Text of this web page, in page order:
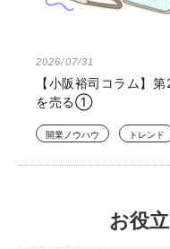
2026/07/31
【小阪裕司コラム】
を売る①
開業ノウハウ トレンド
お役